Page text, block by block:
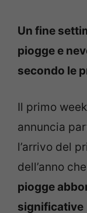
Un fine
piogge e
secondo le
Il primo
annuncia
l’arrivo del
dell’anno
piogge
significative